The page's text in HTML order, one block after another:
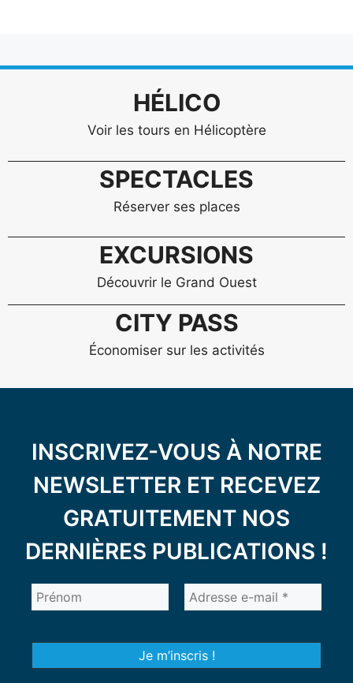
HÉLICO
Voir les tours en Hélicoptère
SPECTACLES
Réserver ses places
EXCURSIONS
Découvrir le Grand Ouest
CITY PASS
Économiser sur les activités
INSCRIVEZ-VOUS À NOTRE
NEWSLETTER ET RECEVEZ
GRATUITEMENT NOS
DERNIÈRES PUBLICATIONS !